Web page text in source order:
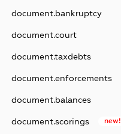
document.bankruptcy
document.court
document.taxdebts
document.enforcements
document.balances
document.scorings new!